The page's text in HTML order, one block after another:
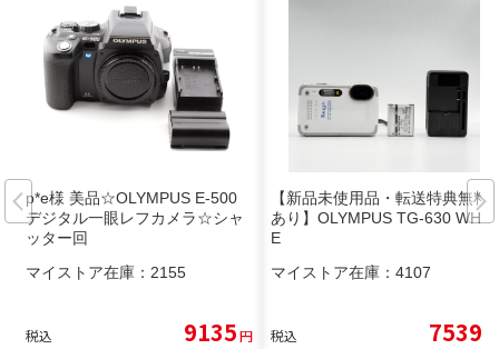
p*e様 美品☆OLYMPUS E-500
デジタル一眼レフカメラ☆シャ
ッター回
マイストア在庫： 2155
税込 9135円
【新品未使用品・転送特典無料
あり】OLYMPUS TG-630 WHIT
E
マイストア在庫： 4107
税込 7539